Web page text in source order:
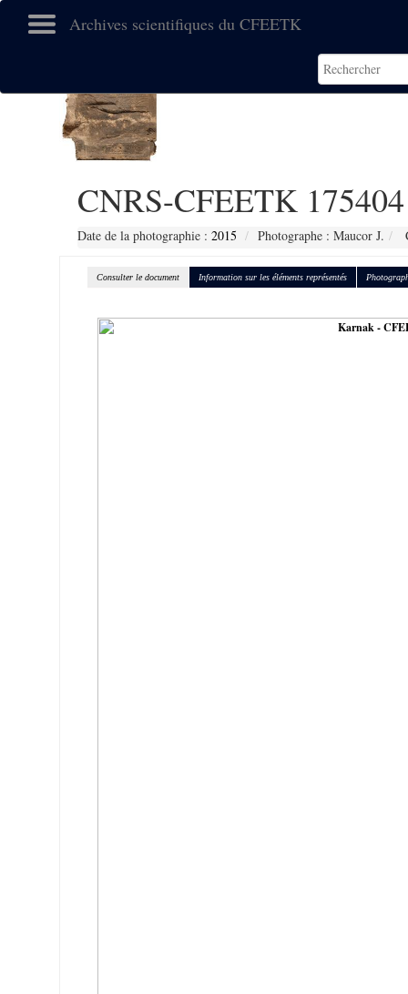
Archives scientifiques du CFEETK
CNRS-CFEETK 175404
Date de la photographie : 2015 Photographe : Maucor J.
Consulter le document Information sur les éléments représentés